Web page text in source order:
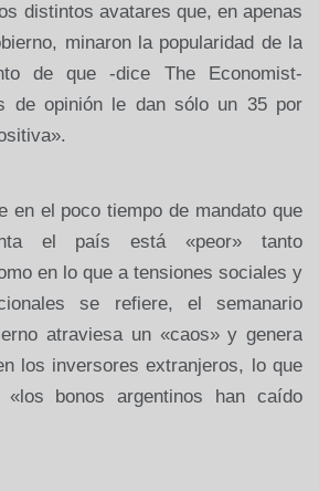
distintos avatares que, en apenas
minaron la popularidad de la
de que -dice The Economist-
de opinión le dan sólo un 35 por
en el poco tiempo de mandato que
el país está «peor» tanto
en lo que a tensiones sociales y
se refiere, el semanario
atraviesa un «caos» y genera
los inversores extranjeros, lo que
bonos argentinos han caído